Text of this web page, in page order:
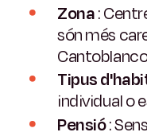
Zona:
són més
Tipus
individual o
Pensió: